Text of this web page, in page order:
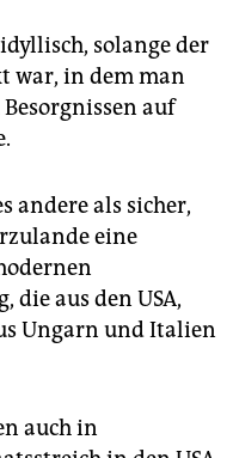
solange der
war, in dem man
auf
andere als sicher,
eine
die aus den USA,
Ungarn und Italien
auch in